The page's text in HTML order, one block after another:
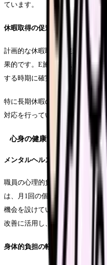
ています。
休暇取得の促進
計画的な休暇取得を促進するた
果的です。E施設では、半年前
する時期に確実に休暇を取得で
特に長期休暇の取得についても
対応を行っています。
心身の健康管理支援
メンタルヘルスケアの体制
職員の心理的負担を軽減するた
は、月1回の個別面談に加え、外
機会を設けています。また、ス
改善に活用し、予防的な対応を強
身体的負担の軽減